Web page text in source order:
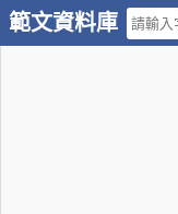
範文資料庫